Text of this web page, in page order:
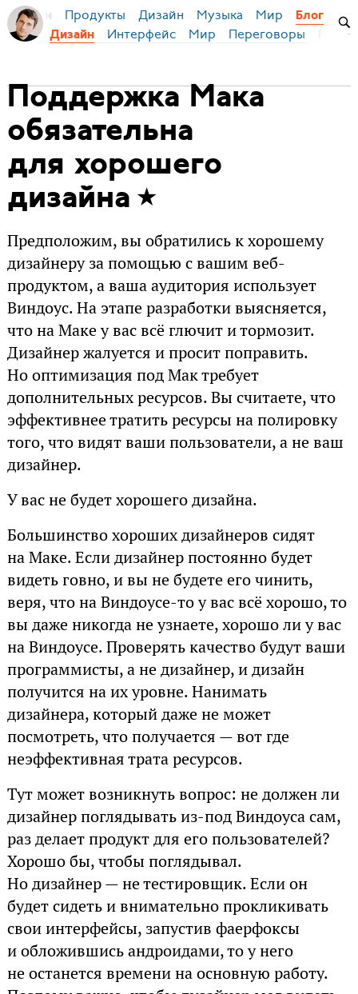
Бирман Продукты Дизайн Музыка Мир
Блог
Дизайн
Интерфейс Мир Переговоры
Поддержка Мака
обязательна
для хорошего
дизайна
Предположим, вы обратились к хорошему
дизайнеру за помощью с вашим веб-
продуктом, а ваша аудитория использует
Виндоус. На этапе разработки выясняется,
что на Маке у вас всё глючит и тормозит.
Дизайнер жалуется и просит поправить.
Но оптимизация под Мак требует
дополнительных ресурсов. Вы считаете, что
эффективнее тратить ресурсы на полировку
того, что видят ваши пользователи, а не ваш
дизайнер.
У вас не будет хорошего дизайна.
Большинство хороших дизайнеров сидят
на Маке. Если дизайнер постоянно будет
видеть говно, и вы не будете его чинить,
веря, что на Виндоусе-то у вас всё хорошо, то
вы даже никогда не узнаете, хорошо ли у вас
на Виндоусе. Проверять качество будут ваши
программисты, а не дизайнер, и дизайн
получится на их уровне. Нанимать
дизайнера, который даже не может
посмотреть, что получается — вот где
неэффективная трата ресурсов.
Тут может возникнуть вопрос: не должен ли
дизайнер поглядывать из-под Виндоуса сам,
раз делает продукт для его пользователей?
Хорошо бы, чтобы поглядывал.
Но дизайнер — не тестировщик. Если он
будет сидеть и внимательно прокликивать
свои интерфейсы, запустив фаерфоксы
и обложившись андроидами, то у него
не останется времени на основную работу.